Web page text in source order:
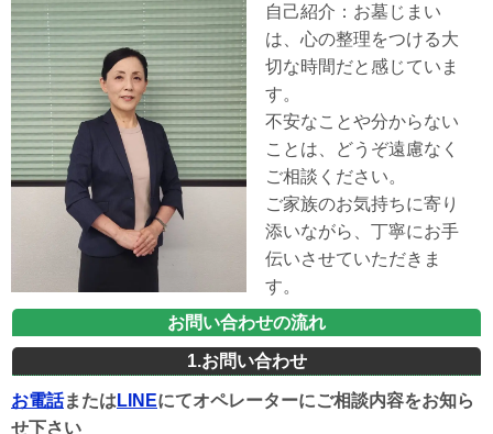
自己紹介：お墓じまい
は、心の整理をつける大
切な時間だと感じていま
す。
不安なことや分からない
ことは、どうぞ遠慮なく
ご相談ください。
ご家族のお気持ちに寄り
添いながら、丁寧にお手
伝いさせていただきま
す。
お問い合わせの流れ
1.お問い合わせ
お電話または LINEにてオペレーターにご相談内容をお知ら
せ下さい